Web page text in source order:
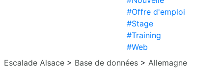
#Offre d'emploi
#Stage
#Training
#Web
Escalade Alsace > Base de données > Allemagne